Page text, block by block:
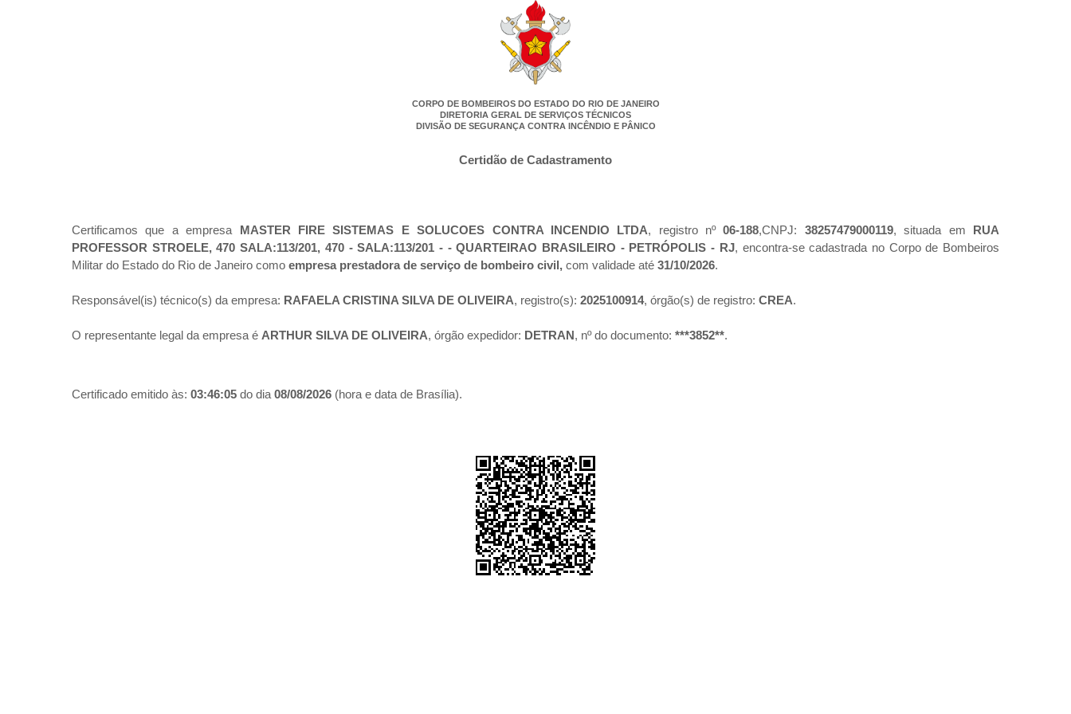
CORPO DE BOMBEIROS DO ESTADO DO RIO DE JANEIRO
DIRETORIA GERAL DE SERVIÇOS TÉCNICOS
DIVISÃO DE SEGURANÇA CONTRA INCÊNDIO E PÂNICO
Certidão de Cadastramento
Certificamos que a empresa MASTER FIRE SISTEMAS E SOLUCOES CONTRA INCENDIO LTDA, registro nº06-188,CNPJ: 38257479000119, situada em RUA
PROFESSOR STROELE, 470 SALA:113/201, 470 - SALA:113/201 - - QUARTEIRAO BRASILEIRO - PETRÓPOLIS - RJ, encontra-se cadastrada no Corpo de Bombeiros
Militar do Estado do Rio de Janeiro como empresa prestadora de serviço de bombeiro civil, com validade até 31/10/2026.
Responsável(is) técnico(s) da empresa: RAFAELA CRISTINA SILVA DE OLIVEIRA, registro(s): 2025100914, órgão(s) de registro: CREA.
O representante legal da empresa é ARTHUR SILVA DE OLIVEIRA, órgão expedidor: DETRAN, nº do documento: ***3852**.
Certificado emitido às: 03:46:05 do dia 08/08/2026 (hora e data de Brasília).